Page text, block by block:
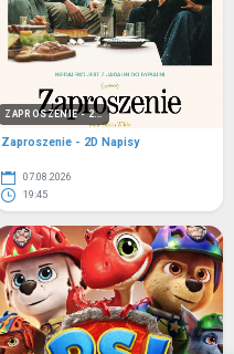
ZAPROSZENIE - 2...
Zaproszenie - 2D Napisy
07.08.2026
19:45